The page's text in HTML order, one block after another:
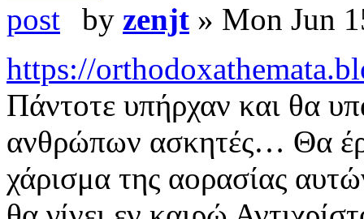
by zenjt » Mon Jun
https://
Πάντοτε υπήρχαν και θα
ανθρώπων ασκητές… Θα
χάρισμα της αορασίας